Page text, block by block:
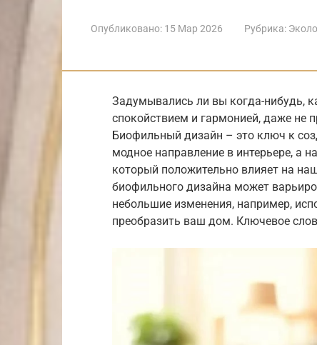
Опубликовано: 15 Мар 2026 Рубрика:
Задумывались ли вы когда-нибудь,
спокойствием и гармонией, даже не
Биофильный дизайн – это ключ к
модное направление в интерьере, а
который положительно влияет на
биофильного дизайна может
небольшие изменения, например,
преобразить ваш дом. Ключевое